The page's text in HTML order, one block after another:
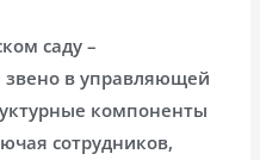
саду –
звено в управляющей
компоненты
сотрудников,